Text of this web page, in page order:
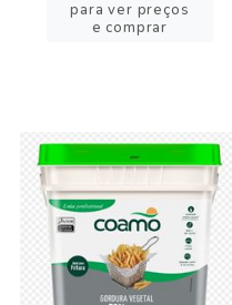
para ver preços
e comprar